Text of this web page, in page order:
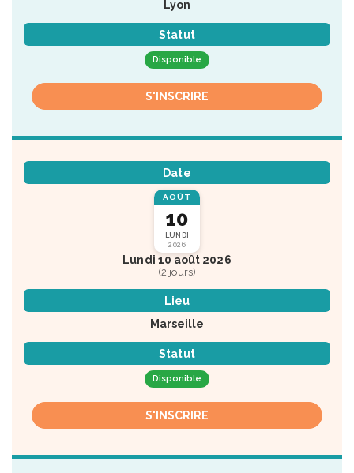
Lyon
Statut
Disponible
S'INSCRIRE
Date
AOÛT
10
LUNDI
2026
Lundi 10 août 2026
(2 jours)
Lieu
Marseille
Statut
Disponible
S'INSCRIRE